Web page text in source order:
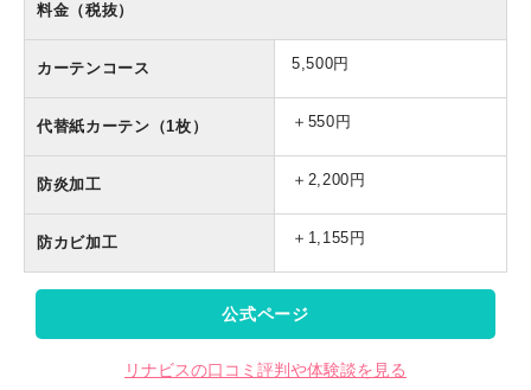
料金（税抜）
カーテンコース 5,500円
代替紙カーテン（1枚） ＋550円
防炎加工 ＋2,200円
防カビ加工 ＋1,155円
公式ページ
リナビスの口コミ評判や体験談を見る